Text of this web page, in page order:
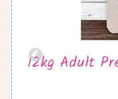
12kg Adult